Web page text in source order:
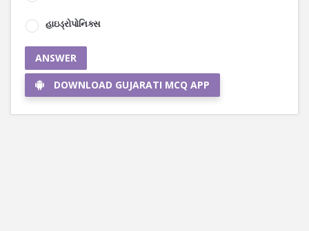
હાઇડ્રોપોનિક્સ
ANSWER
DOWNLOAD GUJARATI MCQ APP